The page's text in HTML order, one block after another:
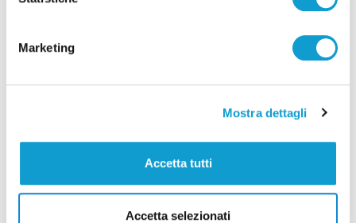
Marketing
Mostra dettagli
Accetta tutti
Accetta selezionati